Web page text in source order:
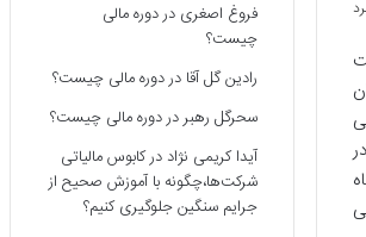
فروغ اصغری دردوره مالی
چیست؟
رادین گل آقا دردوره مالی چیست؟
سحرگل رهبردردوره مالی چیست؟
آیدا کریمی نژاد درکابوس مالیاتی
شرکت‌ها،چگونه با آموزش صحیح از
جرایم سنگین جلوگیری کنیم؟